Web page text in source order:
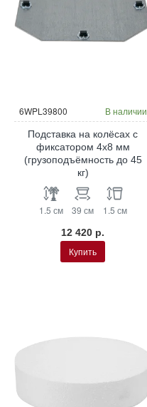
6WPL39800 В наличии
Подставка на колёсах с
фиксатором 4x8 мм
(грузоподъёмность до 45
кг)
1.5 см 39 см 1.5 см
12 420 р.
Купить